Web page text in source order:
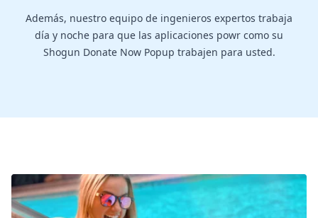
Además, nuestro equipo de ingenieros expertos trabaja
día y noche para que las aplicaciones powr como su
Shogun Donate Now Popup trabajen para usted.